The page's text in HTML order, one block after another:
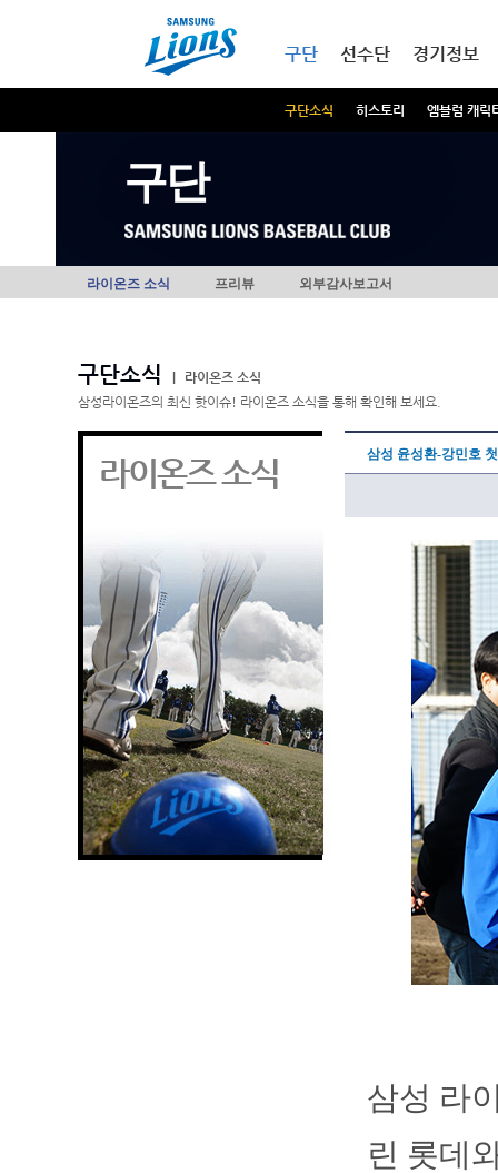
구단
구단소식 히스토리 엠블럼 캐릭
선수단 경기정보
구단
라이온즈 소식 프리뷰 외부감사보고서
구단소식
라이온즈 소식
삼성라이온즈의 최신 핫이슈! 라이온즈 소식을 통해 확인해 보세요.
라이온즈 소식 삼성 윤성환-강민호
삼성 라
린 롯데